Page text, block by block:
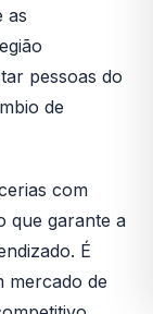
as
pessoas do
de
com
que garante a
É
mercado de